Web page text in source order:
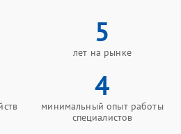
5
лет на рынке
4
минимальный опыт работы
специалистов